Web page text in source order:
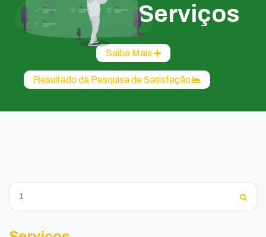
Serviços
Saiba Mais
Resultado da Pesquisa de Satisfação